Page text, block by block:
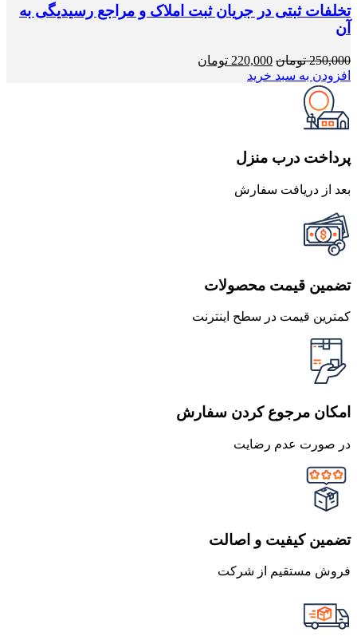
تخلفات ثبتی در جریان ثبت املاک و مراجع رسیدیگی به
آن
250,000 تومان قیمت
اصلی
220,000 تومان
افزودن به سبد خرید
پرداخت درب منزل
بعد از دریافت سفارش
تضمین قیمت محصولات
کمترین قیمت در سطح اینترنت
امکان مرجوع کردن سفارش
در صورت عدم رضایت
تضمین کیفیت و اصالت
فروش مستقیم از شرکت